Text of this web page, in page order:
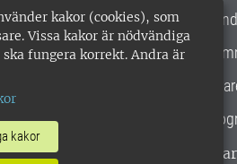
kakor (cookies), som
Vissa kakor är nödvändiga
fungera korrekt. Andra är
kakor
verksamhetsstödet
lantbruksuniversitet,